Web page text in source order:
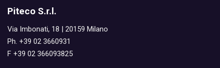
Piteco S.r.l.
Via Imbonati, 18 | 20159 Milano
Ph. +39 02 3660931
F +39 02 366093825